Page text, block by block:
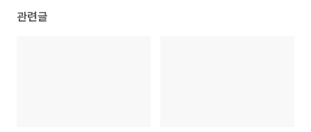
관련글